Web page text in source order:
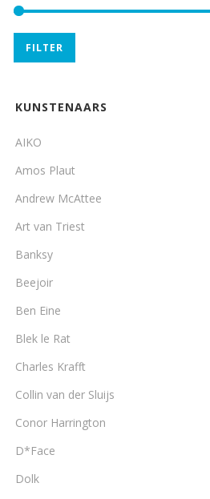
FILTER
KUNSTENAARS
AIKO
Amos Plaut
Andrew McAttee
Art van Triest
Banksy
Beejoir
Ben Eine
Blek le Rat
Charles Krafft
Collin van der Sluijs
Conor Harrington
D*Face
Dolk